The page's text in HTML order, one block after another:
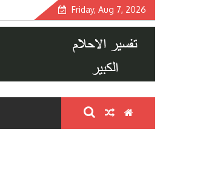
Friday, Aug 7, 2026